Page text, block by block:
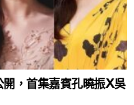
開，首集嘉賓孔曉振X吳